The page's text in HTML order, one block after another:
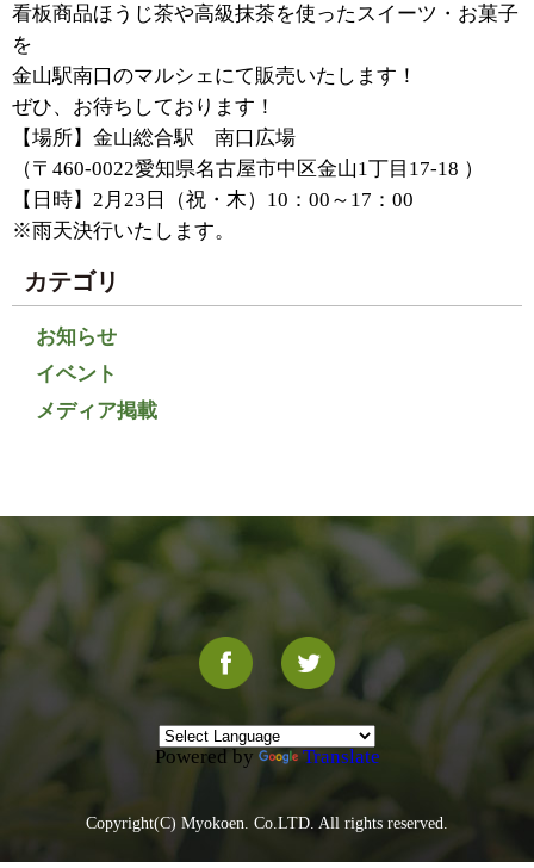
看板商品ほうじ茶や高級抹茶を使ったスイーツ・お菓子
を
金山駅南口のマルシェにて販売いたします！
ぜひ、お待ちしております！
【場所】金山総合駅 南口広場
（〒460-0022愛知県名古屋市中区金山1丁目17-18 ）
【日時】2月23日（祝・木）10：00～17：00
※雨天決行いたします。
カテゴリ
お知らせ
イベント
メディア掲載
Powered by Translate
Copyright(C) Myokoen. Co.LTD. All rights reserved.